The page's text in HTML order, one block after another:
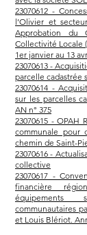
23070612 -
l’Olivier et
Approbation du
Collectivité Locale
1er janvier au 13
23070613 -
parcelle cadastrée
23070614 -
sur les parcelles
AN n° 375
23070615 - OPAH
communale pour
chemin de Saint-
23070616 -
collective
23070617 -
financière
équipements
communautaires
et Louis Blériot.